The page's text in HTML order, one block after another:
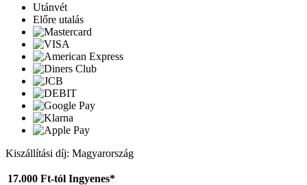
Utánvét
Előre utalás
Kiszállítási díj: Magyarország
17.000 Ft-tól Ingyenes*